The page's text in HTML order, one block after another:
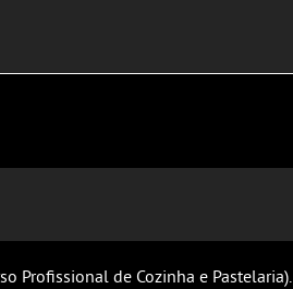
Profissional de Cozinha e Pastelaria).